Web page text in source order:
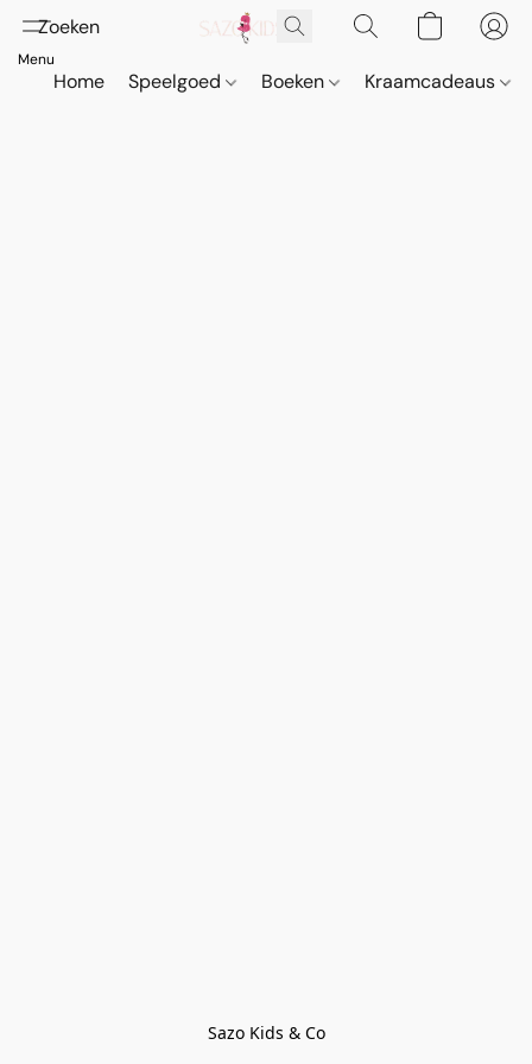
Home Speelgoed Boeken Kraamcadeaus
Sazo Kids & Co